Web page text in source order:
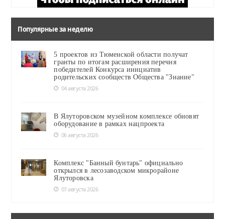
Популярные за неделю
5 проектов из Тюменской области получат
гранты по итогам расширения перечня
победителей Конкурса инициатив
родительских сообществ Общества "Знание"
04 августа 2026
В Ялуторовском музейном комплексе обновят
оборудование в рамках нацпроекта
06 августа 2026
Комплекс "Банный бунтарь" официально
открылся в лесозаводском микрорайоне
Ялуторовска
07 августа 2026